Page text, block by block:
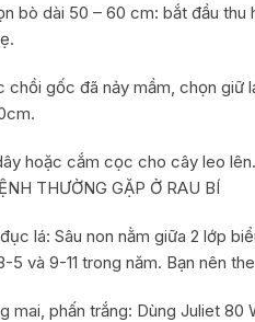
bò dài 50 – 60 cm: bắt đầu
chồi gốc đã nảy mầm, chọn giữ
hoặc cắm cọc cho cây leo lên.
THƯỜNG GẶP Ở RAU BÍ
lá: Sâu non nằm giữa 2 lớp
5 và 9-11 trong năm. Bạn nên
mai, phấn trắng: Dùng Juliet